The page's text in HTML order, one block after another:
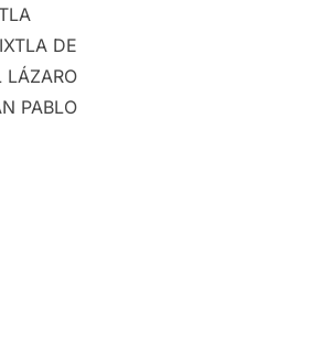
DE
LÁZARO
PABLO